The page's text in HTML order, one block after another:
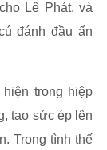
Lê Phát, và
đánh đầu ấn
trong hiệp
tạo sức ép lên
Trong tình thế